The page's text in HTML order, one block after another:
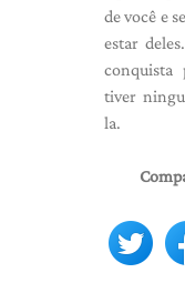
de você e
estar
conquista
tiver
la.